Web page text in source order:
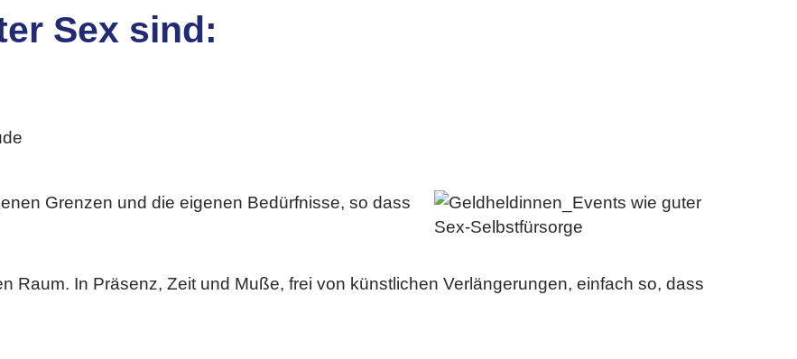
Sex sind:
Grenzen und die eigenen Bedürfnisse, so dass
Raum. In Präsenz, Zeit und Muße, frei von künstlichen Verlängerungen, einfach so, dass